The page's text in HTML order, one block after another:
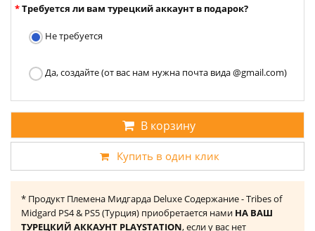
Требуется ли вам турецкий аккаунт в подарок?
Не требуется
Да, создайте (от вас нам нужна почта вида @gmail.com)
В корзину
Купить в один клик
* Продукт Племена Мидгарда Deluxe Содержание - Tribes of
Midgard PS4 & PS5 (Турция) приобретается нами НА ВАШ
ТУРЕЦКИЙ АККАУНТ PLAYSTATION, если у вас нет